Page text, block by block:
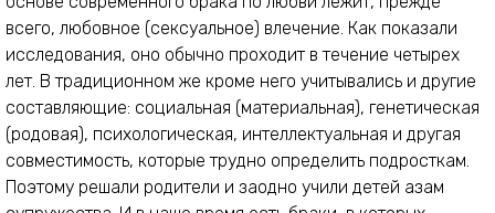
всего, любовное (сексуальное) влечение. Как показали
исследования, оно обычно проходит в течение четырех
лет. В традиционном же кроме него учитывались и другие
составляющие: социальная (материальная), генетическая
(родовая), психологическая, интеллектуальная и другая
совместимость, которые трудно определить подросткам.
Поэтому решали родители и заодно учили детей азам